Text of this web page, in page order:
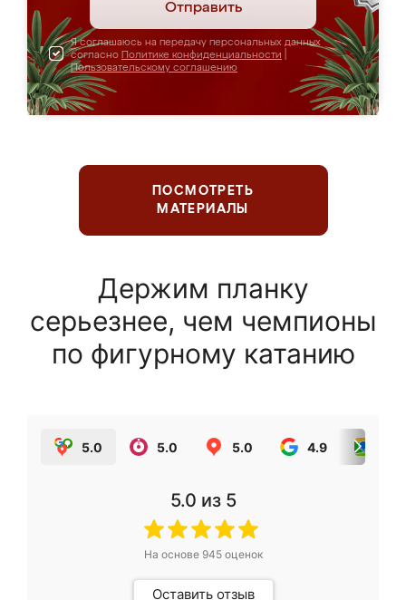
Отправить
Я соглашаюсь на передачу персональных данных
согласно Политике конфиденциальности
Пользовательскому соглашению
ПОСМОТРЕТЬ
МАТЕРИАЛЫ
Держим планку
серьезнее, чем чемпионы
по фигурному катанию
5.0 5.0 5.0 4.9
5.0 из 5
На основе 945оценок
Оставить отзыв